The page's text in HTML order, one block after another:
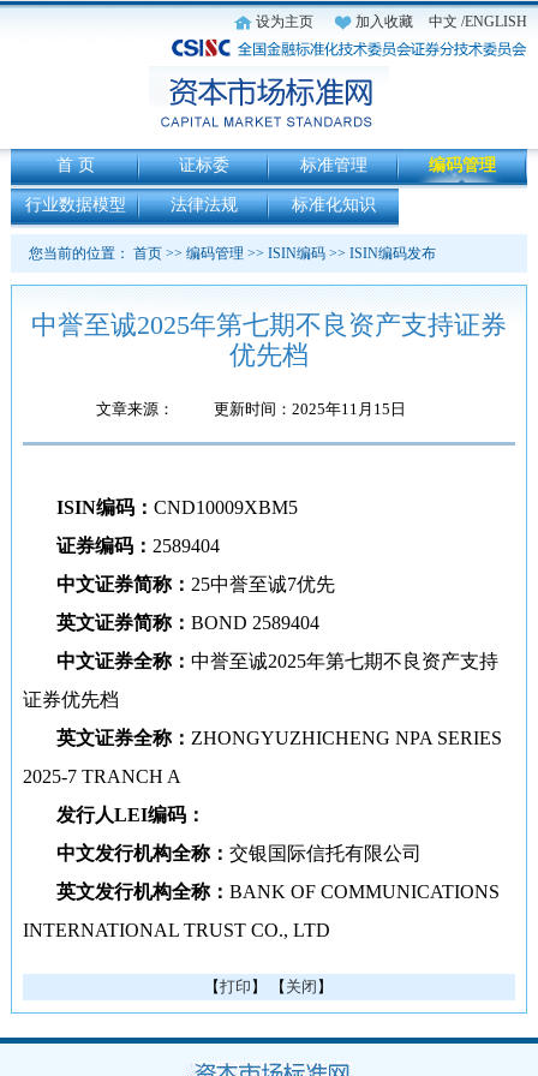
设为主页 加入收藏 中文 /ENGLISH
首 页 证标委 标准管理 编码管理
行业数据模型 法律法规 标准化知识
您当前的位置： 首页>> 编码管理 >> ISIN编码>> ISIN编码发布
中誉至诚2025年第七期不良资产支持证券
优先档
文章来源： 更新时间：2025年11月15日
ISIN编码： CND10009XBM5
证券编码： 2589404
中文证券简称： 25中誉至诚7优先
英文证券简称： BOND 2589404
中文证券全称： 中誉至诚2025年第七期不良资产支持
证券优先档
英文证券全称： ZHONGYUZHICHENG NPA SERIES
2025-7 TRANCH A
发行人LEI编码：
中文发行机构全称： 交银国际信托有限公司
英文发行机构全称： BANK OF COMMUNICATIONS
INTERNATIONAL TRUST CO., LTD
【打印 】 【 关闭 】